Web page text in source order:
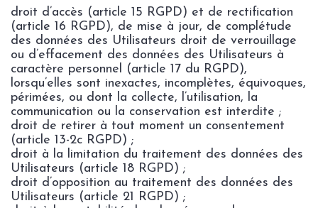
droit d’accès (article 15 RGPD) et de rectification
(article 16 RGPD), de mise à jour, de complétude
des données des Utilisateurs droit de verrouillage
ou d’effacement des données des Utilisateurs à
caractère personnel (article 17 du RGPD),
lorsqu’elles sont inexactes, incomplètes, équivoques,
périmées, ou dont la collecte, l’utilisation, la
communication ou la conservation est interdite ;
droit de retirer à tout moment un consentement
(article 13-2c RGPD) ;
droit à la limitation du traitement des données des
Utilisateurs (article 18 RGPD) ;
droit d’opposition au traitement des données des
Utilisateurs (article 21 RGPD) ;